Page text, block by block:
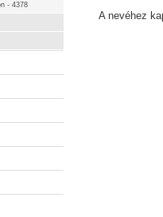
- 4378
A nevéhez